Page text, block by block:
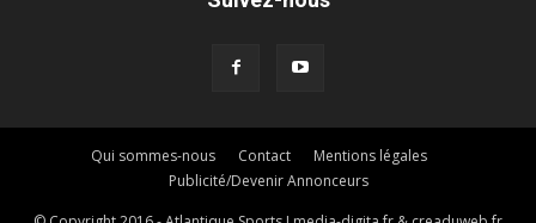
Qui sommes-nous Contact
Mentions légales
Publicité/Devenir Annonceurs